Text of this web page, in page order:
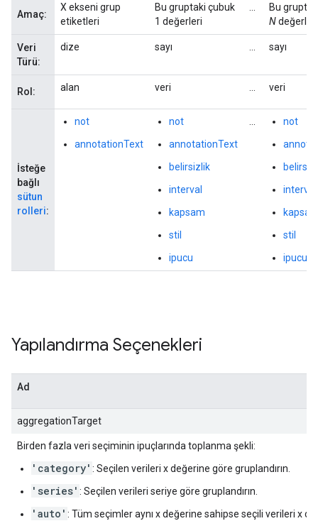
Amaç:
X ekseni grup
etiketleri
Bu gruptaki çubuk
1 değerleri
Bu
Ndeğerleri
Veri
Türü:
dize sayı sayı
Rol: alan veri veri
İsteğe
bağlı
sütun
rolleri:
not
annotationText
not
annotationText
belirsizlik
interval
kapsam
stil
ipucu
not
interval
stil
ipucu
Yapılandırma Seçenekleri
Ad
aggregationTarget
Birden fazla veri seçiminin ipuçlarında toplanma şekli:
'category' : Seçilen verileri x değerine göre gruplandırın.
'series' : Seçilen verileri seriye göre gruplandırın.
'auto' : Tüm seçimler aynı x değerine sahipse seçili verileri x